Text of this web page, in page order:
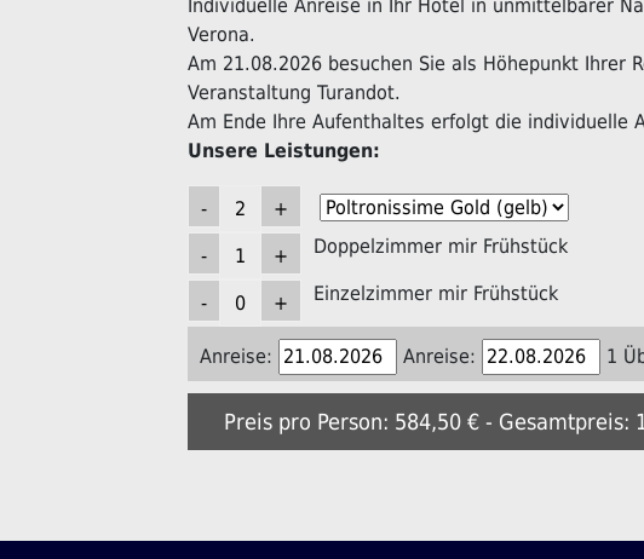
Individuelle Anreise in Ihr Hotel in unmittelbarer
Verona.
Am 21.08.2026 besuchen Sie als Höhepunkt Ihrer
Veranstaltung Turandot.
Am Ende Ihre Aufenthaltes erfolgt die individuelle
Unsere Leistungen:
Doppelzimmer mir Frühstück
Einzelzimmer mir Frühstück
Anreise: Anreise: 1
Preis pro Person: 584,50 € - Gesamtpreis: